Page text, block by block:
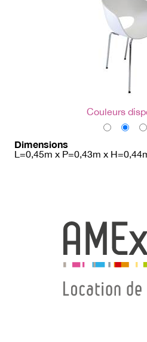
→ Types de mobilier
→ Noms / Références
Couleurs
Dimensions
L=0,45m x P=0,43m x